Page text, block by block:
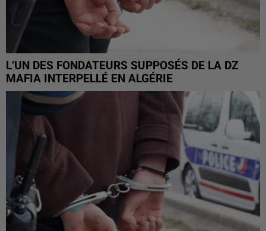
L’UN DES FONDATEURS SUPPOSÉS DE LA DZ
MAFIA INTERPELLÉ EN ALGÉRIE